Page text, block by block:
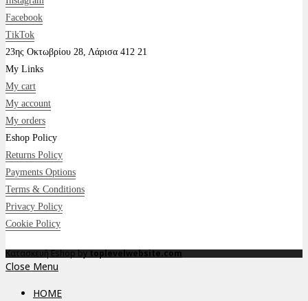
Facebook
TikTok
23ης Οκτωβρίου 28, Λάρισα 412 21
My Links
My cart
My account
My orders
Eshop Policy
Returns Policy
Payments Options
Terms & Conditions
Privacy Policy
Cookie Policy
Κατασκευή Eshop bytoplevelwebsite.com
Close Menu
HOME